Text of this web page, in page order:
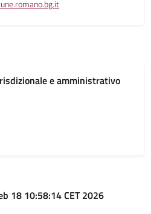
e amministrativo
18 10:58:14 CET 2026